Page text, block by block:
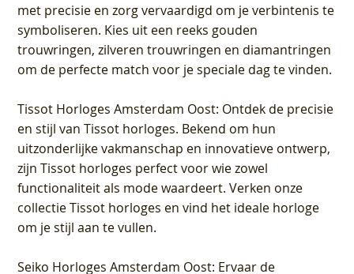
met precisie en zorg vervaardigd om je verbintenis te
symboliseren. Kies uit een reeks gouden
trouwringen, zilveren trouwringen en diamantringen
om de perfecte match voor je speciale dag te vinden.
Tissot Horloges Amsterdam Oost: Ontdek de precisie
en stijl van Tissot horloges. Bekend om hun
uitzonderlijke vakmanschap en innovatieve ontwerp,
zijn Tissot horloges perfect voor wie zowel
functionaliteit als mode waardeert. Verken onze
collectie Tissot horloges en vind het ideale horloge
om je stijl aan te vullen.
Seiko Horloges Amsterdam Oost: Ervaar de